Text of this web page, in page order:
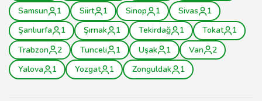
Samsun
1 Siirt 1 Sinop 1 Sivas
1
Şanlıurfa
1 Şırnak 1 Tekirdağ 1 Tokat
1
Trabzon
2 Tunceli 1 Uşak 1 Van
2
Yalova
1 Yozgat 1 Zonguldak 1